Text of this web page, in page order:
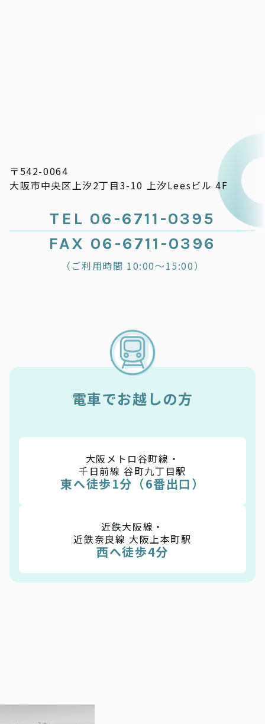
〒542-0064
大阪市中央区上汐2丁目3-10 上汐Leesビル 4F
TEL 06-6711-0395
FAX 06-6711-0396
（ご利用時間 10:00～15:00）
電車でお越しの方
大阪メトロ谷町線・
千日前線 谷町九丁目駅
東へ徒歩1分（6番出口）
近鉄大阪線・
近鉄奈良線 大阪上本町駅
西へ徒歩4分